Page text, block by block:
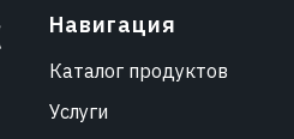
Навигация
Каталог продуктов
Услуги